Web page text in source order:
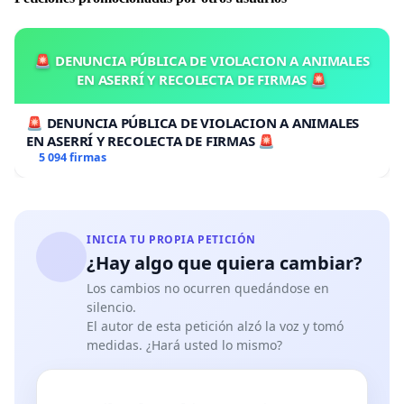
Por todas estas razóns, solicitamos ás autoridades
académicas da UDC que reconsideren a súa decisión de
«rexeitar» as Xornadas sobre Traballo Sexual e
permitan a súa realización na nosa universidade.
Luego de que las autoridades académicas de la
Universidade da Coruña (UDC) tomasen la decisión de
«rechazar» la realización de unas jornadas sobre
trabajo sexual en la Facultad de Sociología, las personas
abajo firmantes, cuyas posturas frente a la dicotomía
entre abolicionismo y regulacionismo del trabajo sexual
🚨 DENUNCIA PÚBLICA DE VIOLACION A ANIMALES
EN ASERRÍ Y RECOLECTA DE FIRMAS 🚨
🚨 DENUNCIA PÚBLICA DE VIOLACION A ANIMALES
EN ASERRÍ Y RECOLECTA DE FIRMAS 🚨
5 094 firmas
INICIA TU PROPIA PETICIÓN
¿Hay algo que quiera cambiar?
Los cambios no ocurren quedándose en
silencio.
El autor de esta petición alzó la voz y tomó
medidas. ¿Hará usted lo mismo?